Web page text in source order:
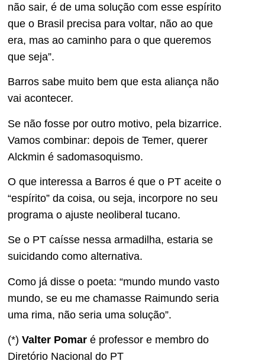
não sair, é de uma solução com esse espírito
que o Brasil precisa para voltar, não ao que
era, mas ao caminho para o que queremos
que seja”.
Barros sabe muito bem que esta aliança não
vai acontecer.
Se não fosse por outro motivo, pela bizarrice.
Vamos combinar: depois de Temer, querer
Alckmin é sadomasoquismo.
O que interessa a Barros é que o PT aceite o
“espírito” da coisa, ou seja, incorpore no seu
programa o ajuste neoliberal tucano.
Se o PT caísse nessa armadilha, estaria se
suicidando como alternativa.
Como já disse o poeta: “mundo mundo vasto
mundo, se eu me chamasse Raimundo seria
uma rima, não seria uma solução”.
(*) Valter Pomar é professor e membro do
Diretório Nacional do PT